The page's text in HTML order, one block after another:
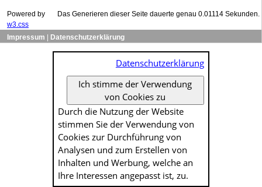
Das Generieren dieser Seite dauerte genau 0.01114 Sekunden.
Powered by
w3.css
Impressum
Datenschutzerklärung
Datenschutzerklärung
Ich stimme der Verwendung
von Cookies zu
Durch die Nutzung der Website
stimmen Sie der Verwendung von
Cookies zur Durch­führung von
Analysen und zum Erstellen von
Inhalten und Werbung, welche an
Ihre Interessen angepasst ist, zu.